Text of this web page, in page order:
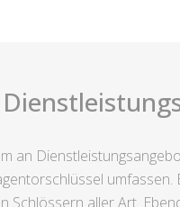
an
Schlössern aller Art.